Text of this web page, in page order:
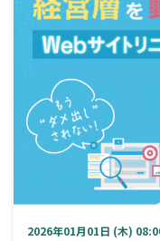
2026年01月01日 (木)